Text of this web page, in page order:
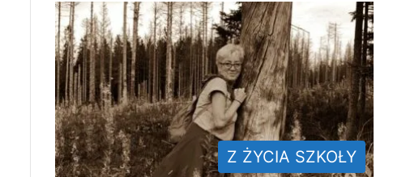
Z ŻYCIA SZKOŁY